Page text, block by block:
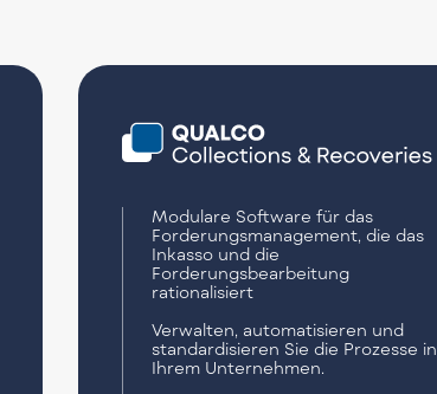
Modulare Software für das
Forderungsmanagement, die das
Inkasso und die
Forderungsbearbeitung
rationalisiert
Verwalten, automatisieren und
standardisieren Sie die Prozesse in
Ihrem Unternehmen.